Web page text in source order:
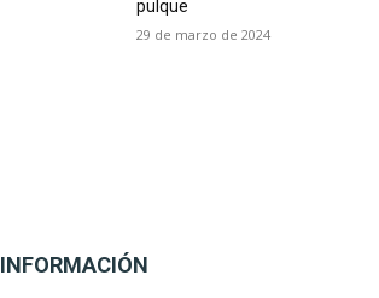
pulque
29 de marzo de 2024
INFORMACIÓN